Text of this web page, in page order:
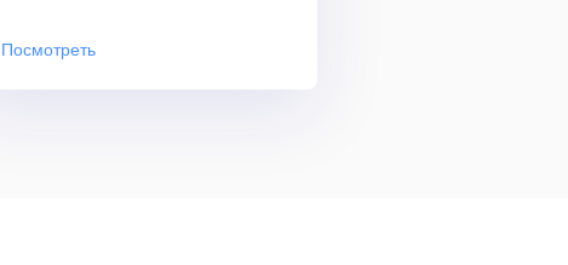
Посмотреть